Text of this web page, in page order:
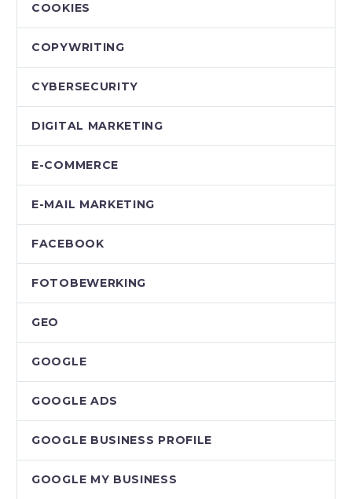
COOKIES
COPYWRITING
CYBERSECURITY
DIGITAL MARKETING
E-COMMERCE
E-MAIL MARKETING
FACEBOOK
FOTOBEWERKING
GEO
GOOGLE
GOOGLE ADS
GOOGLE BUSINESS PROFILE
GOOGLE MY BUSINESS